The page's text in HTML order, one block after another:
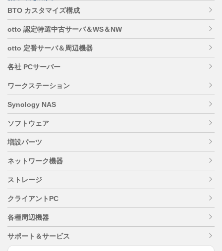
BTO カスタマイズ構成
otto 認定特選中古サーバ＆WS＆NW
otto 定番サーバ＆周辺機器
各社 PCサーバー
ワークステーション
Synology NAS
ソフトウェア
増設パーツ
ネットワーク機器
ストレージ
クライアントPC
各種周辺機器
サポート＆サービス